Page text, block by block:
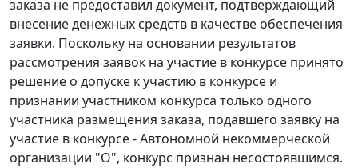
заказа не предоставил документ, подтверждающий
внесение денежных средств в качестве обеспечения
заявки. Поскольку на основании результатов
рассмотрения заявок на участие в конкурсе принято
решение о допуске к участию в конкурсе и
признании участником конкурса только одного
участника размещения заказа, подавшего заявку на
участие в конкурсе - Автономной некоммерческой
организации "О", конкурс признан несостоявшимся.